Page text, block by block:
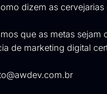
dizem as
que as metas
de marketing digital